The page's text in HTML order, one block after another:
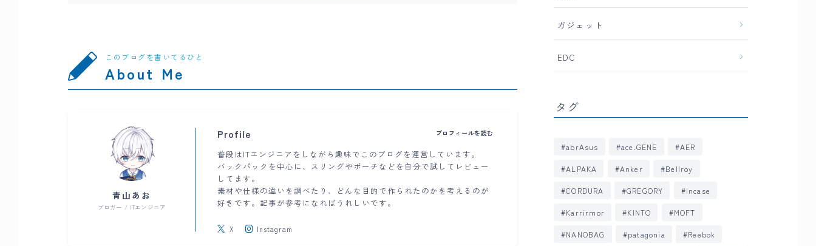
このブログを書いてるひと
About Me
青山あお
ブロガー / ITエンジニア
Profile
普段はITエンジニアをしながら趣味でこのブログを運営しています。
バックパックを中心に、スリングやポーチなどを自分で試してレビュー
してます。
素材や仕様の違いを調べたり、どんな目的で作られたのかを考えるのが
好きです。記事が参考になればうれしいです。
プロフィールを読む
X Instagram
ガジェット
EDC
タグ
abrAsus ace.GENE AER
ALPAKA Anker Bellroy
CORDURA GREGORY Incase
Karrirmor KINTO MOFT
NANOBAG patagonia Reebok